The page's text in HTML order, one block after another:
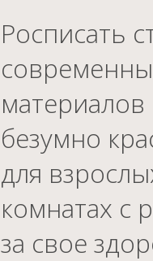
Росписать
безумно
для
комнатах с
за свое